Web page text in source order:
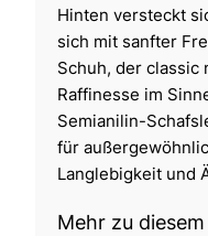
Hinten versteckt
sich mit sanfter
Schuh, der
Raffinesse im
Semianilin-
für
Langlebigkeit und
Mehr zu